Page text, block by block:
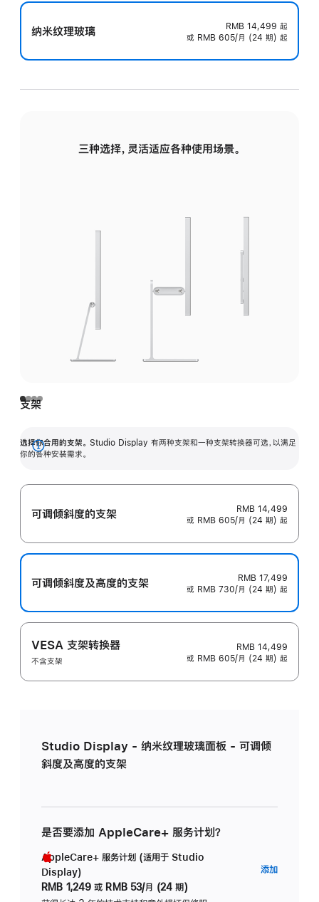
纳米纹理玻璃 RMB 14,499 起
或 RMB 605/月 (24 期) 起
三种选择，灵活适应各种使用场景。
支架
选择你合用的支架。 Studio Display 有两种支架和一种支架转换器可选，以满足
你的各种安装需求。
展
可调倾斜度的支架
RMB 14,499
或 RMB 605/月 (24 期) 起
可调倾斜度及高‍度的支‍架
RMB 17,499
或 RMB 730/月 (24 期) 起
VESA 支架转换器
不含支架
RMB 14,499
或 RMB 605/月 (24 期) 起
Studio Display - 纳米纹理玻璃面板 - 可调倾
斜度及高度的支架
是否要添加 AppleCare+ 服务计划？
AppleCare+ 服务计划 (适用于 Studio
Display)
RMB 1,249 或 RMB 53/月 (24 期)
添加